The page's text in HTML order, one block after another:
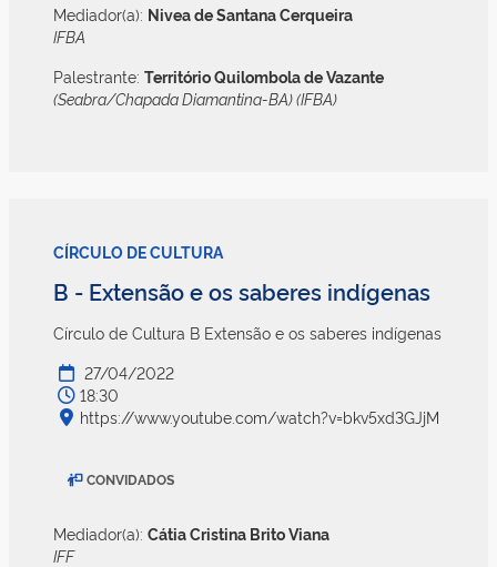
Mediador(a): Nivea de Santana Cerqueira
IFBA
Palestrante: Território Quilombola de Vazante
(Seabra/Chapada Diamantina-BA) (IFBA)
CÍRCULO DE CULTURA
B - Extensão e os saberes indígenas
Círculo de Cultura B Extensão e os saberes indígenas
27/04/2022
18:30
https://www.youtube.com/watch?v=bkv5xd3GJjM
CONVIDADOS
Mediador(a): Cátia Cristina Brito Viana
IFF